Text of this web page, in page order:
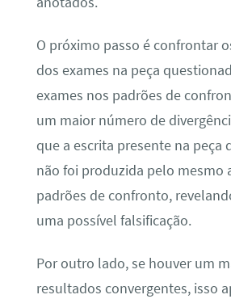
O próximo passo é confrontar
dos exames na peça
exames nos padrões de
um maior número de
que a escrita presente na peça
não foi produzida pelo mesmo
padrões de confronto,
uma possível falsificação.
Por outro lado, se houver um
resultados convergentes, isso